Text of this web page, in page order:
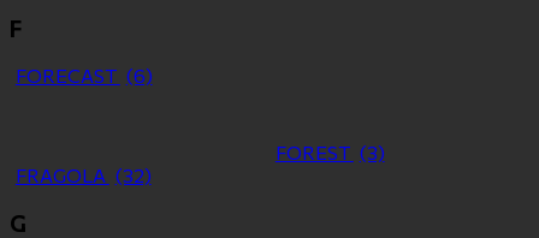
F
FORECAST (6)
FOREST (3)
FRAGOLA (32)
G